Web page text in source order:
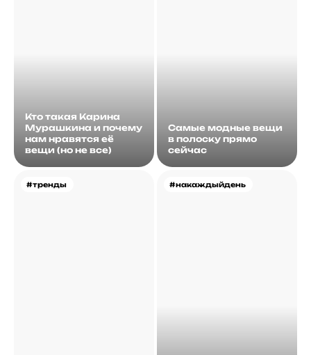
Кто такая Карина
Мурашкина и почему
нам нравятся её
вещи (но не все)
Самые модные вещи
в полоску прямо
сейчас
#тренды #накаждыйдень